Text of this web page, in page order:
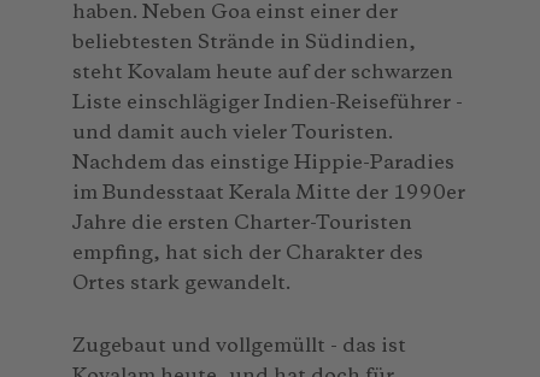
haben. Neben Goa einst einer der
beliebtesten Strände in Südindien,
steht Kovalam heute auf der schwarzen
Liste einschlägiger Indien-Reiseführer -
und damit auch vieler Touristen.
Nachdem das einstige Hippie-Paradies
im Bundesstaat Kerala Mitte der 1990er
Jahre die ersten Charter-Touristen
empfing, hat sich der Charakter des
Ortes stark gewandelt.
Zugebaut und vollgemüllt - das ist